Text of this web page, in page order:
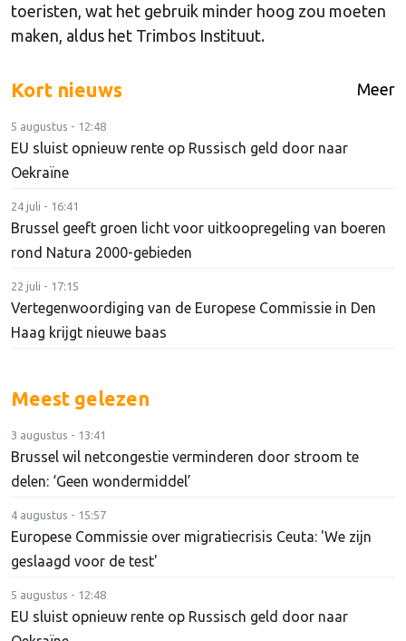
toeristen, wat het gebruik minder hoog zou moeten
maken, aldus het Trimbos Instituut.
Kort nieuws Meer
5 augustus - 12:48
EU sluist opnieuw rente op Russisch geld door naar
Oekraïne
24 juli - 16:41
Brussel geeft groen licht voor uitkoopregeling van boeren
rond Natura 2000-gebieden
22 juli - 17:15
Vertegenwoordiging van de Europese Commissie in Den
Haag krijgt nieuwe baas
Meest gelezen
3 augustus - 13:41
Brussel wil netcongestie verminderen door stroom te
delen: ‘Geen wondermiddel’
4 augustus - 15:57
Europese Commissie over migratiecrisis Ceuta: 'We zijn
geslaagd voor de test'
5 augustus - 12:48
EU sluist opnieuw rente op Russisch geld door naar